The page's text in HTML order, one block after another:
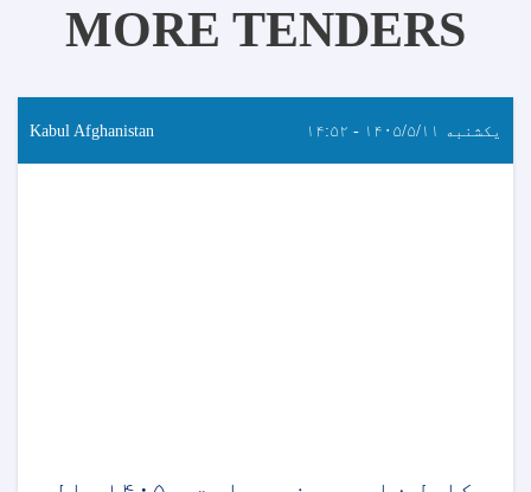
MORE TENDERS
یکشنبه ۱۴۰۵/۵/۱۱ - ۱۴:۵۲ Kabul Afghanistan